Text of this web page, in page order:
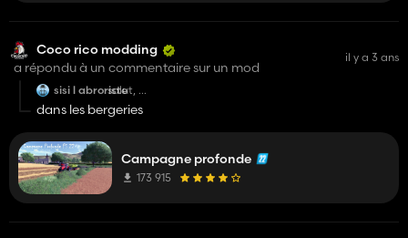
Coco rico modding
a répondu à un commentaire sur un mod
il y a 3 ans
sisi l abroriste
salut,
tres tres belle map gg :)))
recupère le lait des brebis/chèvre
Merci,
encore gg
dans les bergeries
Campagne profonde
173 915